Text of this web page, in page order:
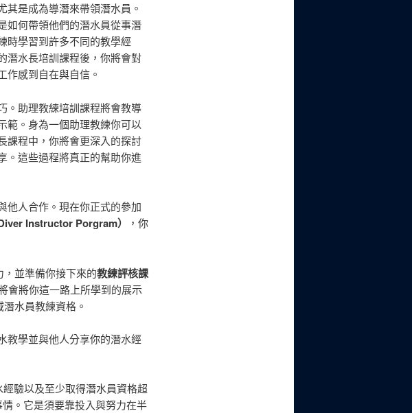
其是成為導潛來帶領潛水員。
如何帶領他們的潛水員從事潛
時學習到許多不同的教學經
潛水長培訓課程後，你將會對
作感到自在與自信。
。助理教練培訓課程將會教導
範。身為一個助理教練你可以
課程中，你將會更深入的探討
。這些過程將真正的幫助你進
他人合作。現在你正式的參加
Instructor Porgram）
，你
並準備你接下來的教練評核課
會將你這一路上所學到的展示
水員教練資格。
教學並與他人分享你的潛水經
驗以及至少取得潛水員資格超
。它是須要靠投入與努力在半